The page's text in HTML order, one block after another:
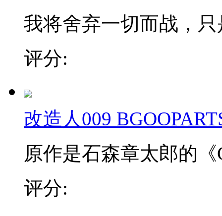
我将舍弃一切而战，
评分:
改造人009
原作是石森章太郎的
评分: